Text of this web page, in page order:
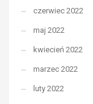
czerwiec 2022
maj 2022
kwiecień 2022
marzec 2022
luty 2022